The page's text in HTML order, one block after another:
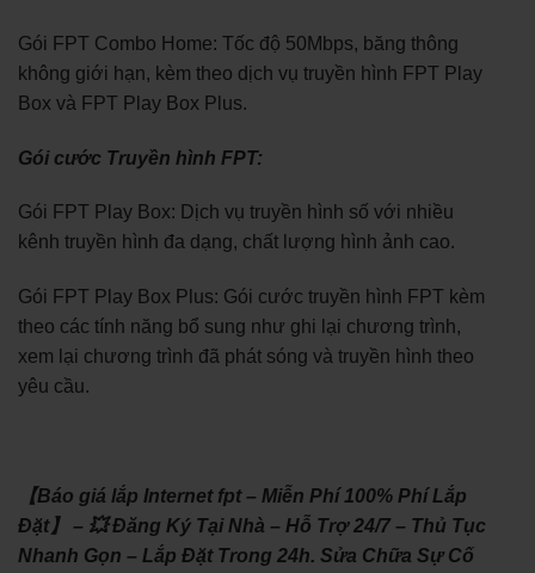
Gói FPT Combo Home: Tốc độ 50Mbps, băng thông
không giới hạn, kèm theo dịch vụ truyền hình FPT Play
Box và FPT Play Box Plus.
Gói cước Truyền hình FPT:
Gói FPT Play Box: Dịch vụ truyền hình số với nhiều
kênh truyền hình đa dạng, chất lượng hình ảnh cao.
Gói FPT Play Box Plus: Gói cước truyền hình FPT kèm
theo các tính năng bổ sung như ghi lại chương trình,
xem lại chương trình đã phát sóng và truyền hình theo
yêu cầu.
【Báo giá lắp Internet fpt – Miễn Phí 100% Phí Lắp
Đặt】 – 💥 Đăng Ký Tại Nhà – Hỗ Trợ 24/7 – Thủ Tục
Nhanh Gọn – Lắp Đặt Trong 24h. Sửa Chữa Sự Cố